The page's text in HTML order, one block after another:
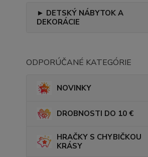
► DETSKÝ NÁBYTOK A
DEKORÁCIE
ODPORÚČANÉ KATEGÓRIE
NOVINKY
DROBNOSTI DO 10 €
HRAČKY S CHYBIČKOU
KRÁSY